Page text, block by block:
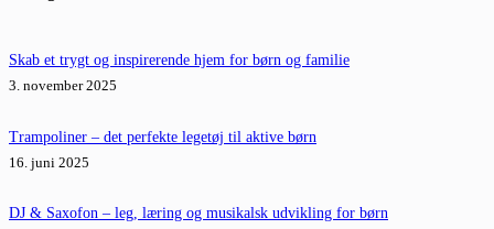
Skab et trygt og inspirerende hjem for børn og familie
3. november 2025
Trampoliner – det perfekte legetøj til aktive børn
16. juni 2025
DJ & Saxofon – leg, læring og musikalsk udvikling for børn